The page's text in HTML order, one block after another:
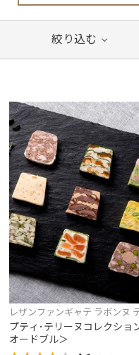
絞り込む
レザンファンギャテ ラボンヌ
ーヌ
プティ･テリーヌコレクショ
オードブル＞